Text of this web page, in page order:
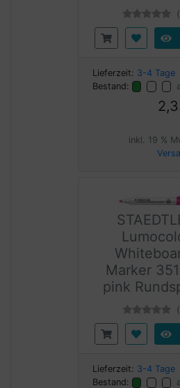
Lieferzeit: 3-4 Tage
Bestand:
inkl. 19 %
Marker
pink
Lieferzeit: 3-4 Tage
Bestand: